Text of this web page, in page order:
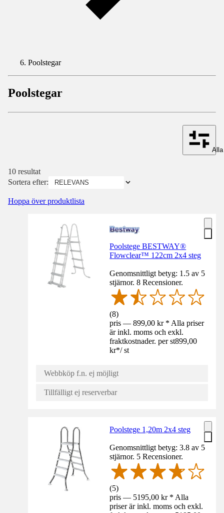
Poolstegar
Poolstegar
10 resultat
Sortera efter:
Hoppa över produktlista
Poolstege BESTWAY®
Flowclear™ 122cm 2x4 steg
Genomsnittligt betyg: 1.5 av 5
stjärnor. 8 Recensioner.
(8)
pris — 899,00 kr * Alla priser
är inkl. moms och exkl.
fraktkostnader. per st899,00
kr*/ st
Webbköp f.n. ej möjligt
Tillfälligt ej reserverbar
Poolstege 1,20m 2x4 steg
Genomsnittligt betyg: 3.8 av 5
stjärnor. 5 Recensioner.
(5)
pris — 5195,00 kr * Alla
priser är inkl. moms och exkl.